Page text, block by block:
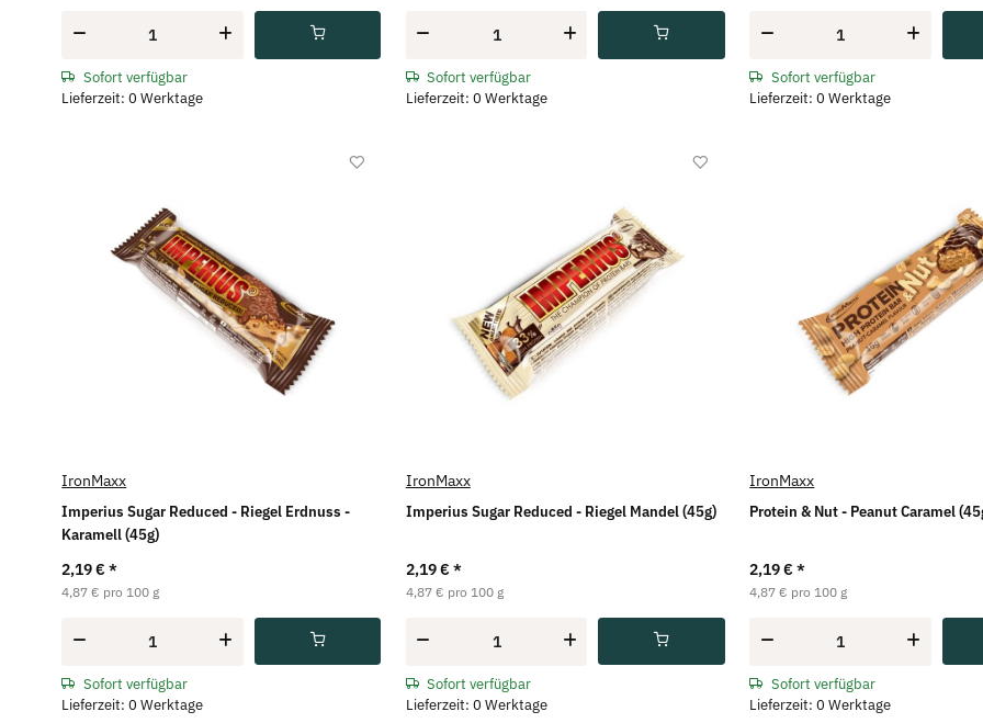
Sofort verfügbar
Lieferzeit: 0 Werktage
Sofort verfügbar
Lieferzeit: 0 Werktage
Sofort verfügbar
Lieferzeit: 0 Werktage
IronMaxx
Imperius Sugar Reduced - Riegel Erdnuss -
Karamell (45g)
2,19 €*
4,87 € pro 100 g
Sofort verfügbar
Lieferzeit: 0 Werktage
IronMaxx
Imperius Sugar Reduced - Riegel Mandel (45g)
2,19 € *
4,87 € pro 100 g
Sofort verfügbar
Lieferzeit: 0 Werktage
IronMaxx
Protein & Nut - Peanut Caramel
2,19 €*
4,87 € pro 100 g
Sofort verfügbar
Lieferzeit: 0 Werktage